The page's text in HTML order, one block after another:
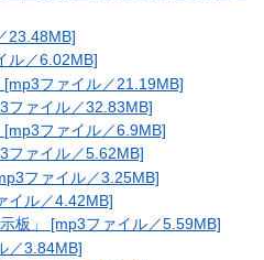
23.48MB]
ル／6.02MB]
ファイル／21.19MB]
ファイル／32.83MB]
ファイル／6.9MB]
ファイル／5.62MB]
ファイル／3.25MB]
イル／4.42MB]
板」 [mp3ファイル／5.59MB]
／3.84MB]